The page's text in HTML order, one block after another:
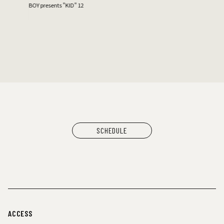
BOY presents "KID" 12
SCHEDULE
ACCESS